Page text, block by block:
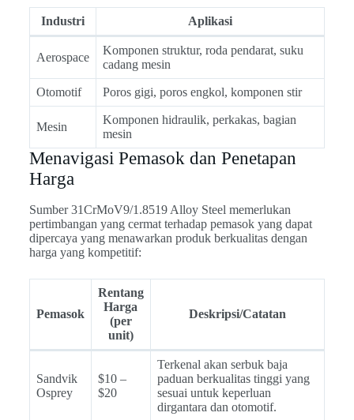
Industri Aplikasi
Aerospace
Komponen struktur, roda pendarat, suku
cadang mesin
Otomotif Poros gigi, poros engkol, komponen stir
Mesin
Komponen hidraulik, perkakas, bagian
mesin
Menavigasi Pemasok dan Penetapan
Harga
Sumber 31CrMoV9/1.8519 Alloy Steel memerlukan
pertimbangan yang cermat terhadap pemasok yang dapat
dipercaya yang menawarkan produk berkualitas dengan
harga yang kompetitif:
Pemasok
Rentang
Harga
(per
unit)
Deskripsi/Catatan
Sandvik
Osprey
$10 –
$20
Terkenal akan serbuk baja
paduan berkualitas tinggi yang
sesuai untuk keperluan
dirgantara dan otomotif.